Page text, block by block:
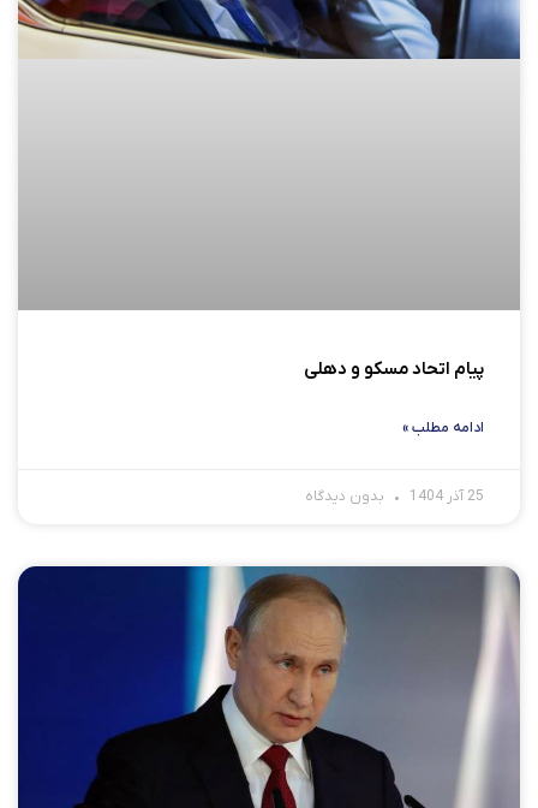
پیام اتحاد مسکو و دهلی
ادامه مطلب »
25 آذر 1404 بدون دیدگاه